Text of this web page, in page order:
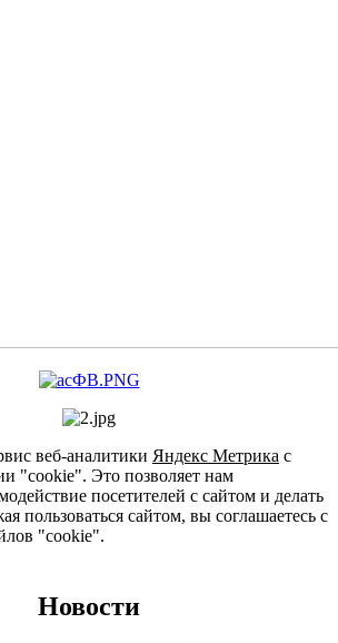
веб-аналитики Яндекс Метрика с
"cookie". Это позволяет нам
посетителей с сайтом и делать
пользоваться сайтом, вы соглашаетесь с
"cookie".
Новости